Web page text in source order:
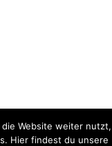
Website weiter nutzt,
Hier findest du unsere